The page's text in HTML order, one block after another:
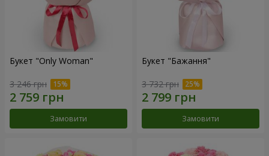
Букет "Only Woman"
3 246 грн
Замовити
Букет "Бажання"
3 732 грн
Замовити